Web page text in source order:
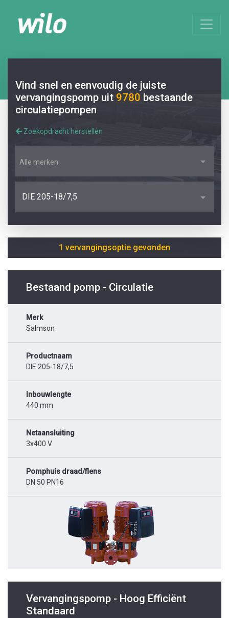
Vind snel en eenvoudig de juiste
vervangingspomp uit 9780 bestaande
circulatiepompen
Zoekopdracht herstellen
Alle merken
DIE 205-18/7,5
1 vervangingsoptie gevonden
Bestaand pomp - Circulatie
Merk
Salmson
Productnaam
DIE 205-18/7,5
Inbouwlengte
440 mm
Netaansluiting
3x400 V
Pomphuis draad/flens
DN 50 PN16
Vervangingspomp - Hoog Efficiënt
Standaard